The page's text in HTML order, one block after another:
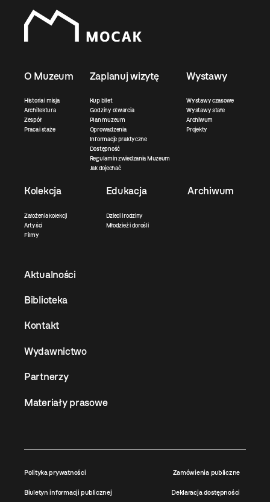
O Muzeum
Historia i misja
Architektura
Zespół
Praca i staże
Zaplanuj wizytę
Kup bilet
Godziny otwarcia
Plan muzeum
Oprowadzenia
Informacje praktyczne
Dostępność
Regulamin zwiedzania Muzeum
Jak dojechać
Wystawy
Wystawy czasowe
Wystawy stałe
Archiwum
Projekty
Kolekcja
Założenia kolekcji
Artyści
Filmy
Edukacja
Dzieci i rodziny
Młodzież i dorośli
Archiwum
Aktualności
Biblioteka
Kontakt
Wydawnictwo
Partnerzy
Materiały prasowe
Polityka prywatności Zamówienia publiczne
Biuletyn informacji publicznej Deklaracja dostępności